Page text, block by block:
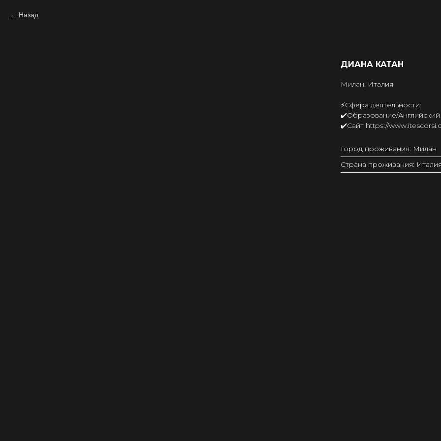
Назад
ДИАНА КАТАН
Милан, Италия
⚡️Сфера деятельности:
✔️Образование/Английский
✔️Сайт https://
Город проживания: Милан
Страна проживания: Италия